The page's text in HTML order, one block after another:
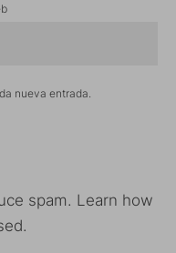
nueva entrada.
spam. Learn how